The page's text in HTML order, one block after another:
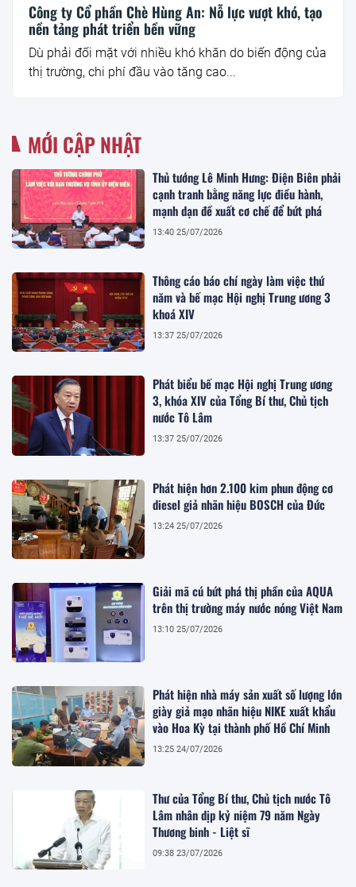
Công ty Cổ phần Chè Hùng An: Nỗ lực vượt khó, tạo
nền tảng phát triển bền vững
Dù phải đối mặt với nhiều khó khăn do biến động của
thị trường, chi phí đầu vào tăng cao...
MỚI CẬP NHẬT
Thủ tướng Lê Minh Hưng: Điện Biên phải
cạnh tranh bằng năng lực điều hành,
mạnh dạn đề xuất cơ chế để bứt phá
13:40 25/07/2026
Thông cáo báo chí ngày làm việc thứ
năm và bế mạc Hội nghị Trung ương 3
khoá XIV
13:37 25/07/2026
Phát biểu bế mạc Hội nghị Trung ương
3, khóa XIV của Tổng Bí thư, Chủ tịch
nước Tô Lâm
13:37 25/07/2026
Phát hiện hơn 2.100 kim phun động cơ
diesel giả nhãn hiệu BOSCH của Đức
13:24 25/07/2026
Giải mã cú bứt phá thị phần của AQUA
trên thị trường máy nước nóng Việt Nam
13:10 25/07/2026
Phát hiện nhà máy sản xuất số lượng lớn
giày giả mạo nhãn hiệu NIKE xuất khẩu
vào Hoa Kỳ tại thành phố Hồ Chí Minh
13:25 24/07/2026
Thư của Tổng Bí thư, Chủ tịch nước Tô
Lâm nhân dịp kỷ niệm 79 năm Ngày
Thương binh - Liệt sĩ
09:38 23/07/2026